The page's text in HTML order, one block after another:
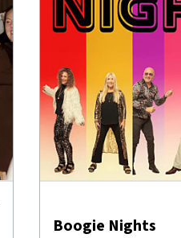
Boogie Nights